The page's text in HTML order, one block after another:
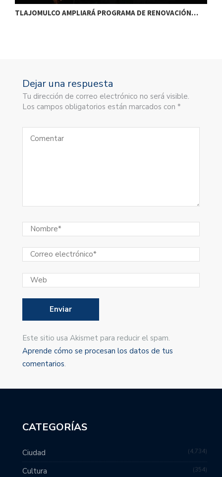
TLAJOMULCO AMPLIARÁ PROGRAMA DE RENOVACIÓN…
Dejar una respuesta
Tu dirección de correo electrónico no será visible.
Los campos obligatorios están marcados con *
Este sitio usa Akismet para reducir el spam.
Aprende cómo se procesan los datos de tus
comentarios.
CATEGORÍAS
Ciudad 4,734
Cultura 354